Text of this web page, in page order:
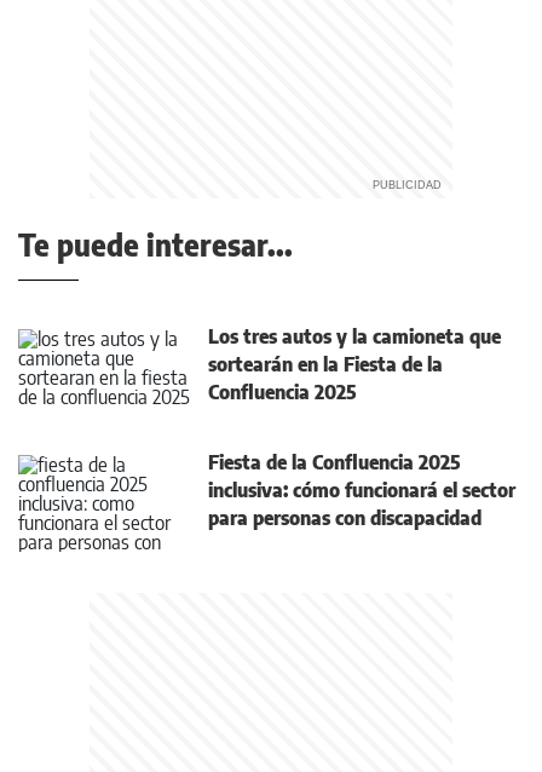
Te puede interesar...
Los tres autos y la camioneta que
sortearán en la Fiesta de la
Confluencia 2025
Fiesta de la Confluencia 2025
inclusiva: cómo funcionará el sector
para personas con discapacidad